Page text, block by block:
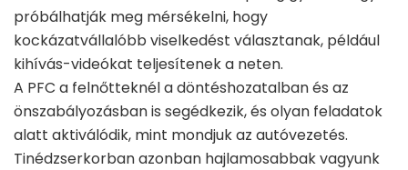
próbálhatják meg mérsékelni, hogy
kockázatvállalóbb viselkedést választanak, például
kihívás-videókat teljesítenek a neten.
A PFC a felnőtteknél a döntéshozatalban és az
önszabályozásban is segédkezik, és olyan feladatok
alatt aktiválódik, mint mondjuk az autóvezetés.
Tinédzserkorban azonban hajlamosabbak vagyunk